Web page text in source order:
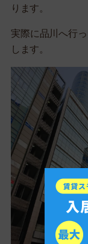
ります。
実際に品川へ行
します。